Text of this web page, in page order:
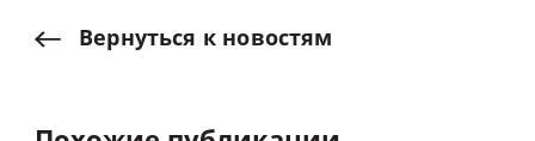
Вернуться к новостям